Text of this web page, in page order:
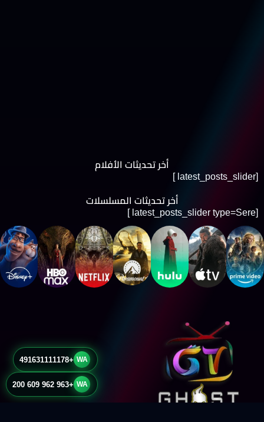
أخر تحديثات الأفلام
[latest_posts_slider ]
أخر تحديثات المسلسلات
[latest_posts_slider type=Sere ]
WA
+491631111178
WA
+963 962 609 200